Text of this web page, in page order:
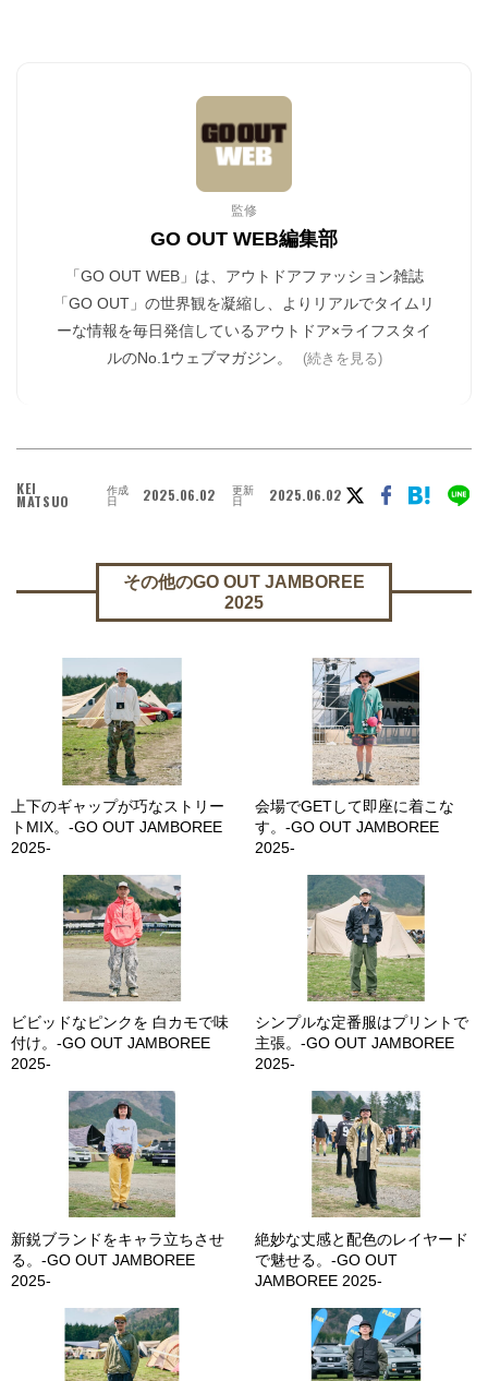
監修
GO OUT WEB編集部
「GO OUT WEB」は、アウトドアファッション雑誌
「GO OUT」の世界観を凝縮し、よりリアルでタイムリ
ーな情報を毎日発信しているアウトドア×ライフスタイ
ルのNo.1ウェブマガジン。
(続きを見る)
KEI
MATSUO
作成
日 2025.06.02 更新
日 2025.06.02
その他のGO OUT JAMBOREE
2025
上下のギャップが巧なストリー
トMIX。-GO OUT JAMBOREE
2025-
会場でGETして即座に着こな
す。-GO OUT JAMBOREE
2025-
ビビッドなピンクを 白カモで味
付け。-GO OUT JAMBOREE
2025-
シンプルな定番服はプリントで
主張。-GO OUT JAMBOREE
2025-
新鋭ブランドをキャラ立ちさせ
る。-GO OUT JAMBOREE
2025-
絶妙な丈感と配色のレイヤード
で魅せる。-GO OUT
JAMBOREE 2025-